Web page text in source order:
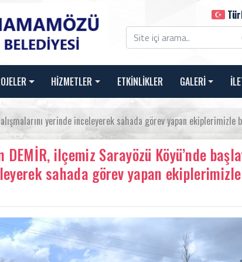
HİZMETLER ETKİNLİKLER GALERİ
yerinde inceleyerek sahada görev yapan
DEMİR, ilçemiz Sarayözü Köyü’nde
sahada görev yapan